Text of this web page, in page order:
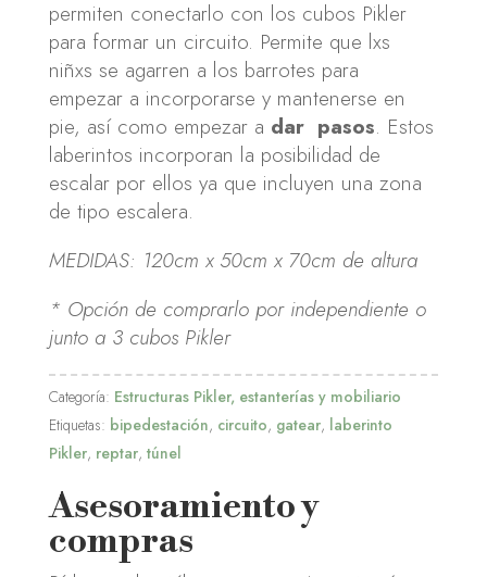
permiten conectarlo con los cubos Pikler
para formar un circuito. Permite que lxs
niñxs se agarren a los barrotes para
empezar a incorporarse y mantenerse en
pie, así como empezar a dar pasos. Estos
laberintos incorporan la posibilidad de
escalar por ellos ya que incluyen una zona
de tipo escalera.
MEDIDAS: 120cm x 50cm x 70cm de altura
* Opción de comprarlo por independiente o
junto a 3 cubos Pikler
Categoría: Estructuras Pikler, estanterías y mobiliario
Etiquetas: bipedestación, circuito, gatear, laberinto
Pikler, reptar, túnel
Asesoramiento y
compras